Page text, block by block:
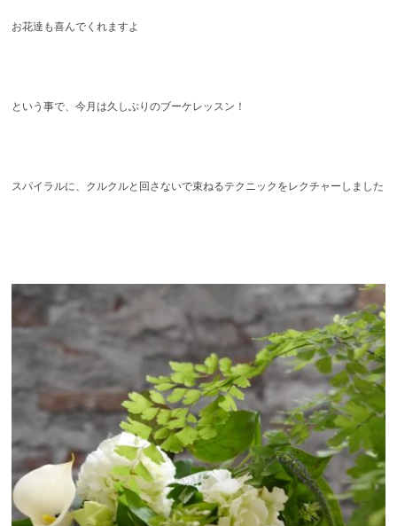
お花達も喜んでくれますよ
という事で、今月は久しぶりのブーケレッスン！
スパイラルに、クルクルと回さないで束ねるテクニックをレクチャーしました